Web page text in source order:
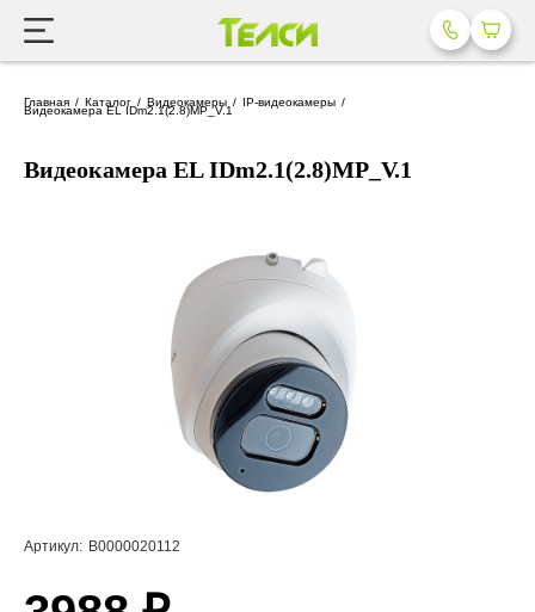
Главная Каталог Видеокамеры IP-видеокамеры
Видеокамера EL IDm2.1(2.8)MP_V.1
Видеокамера EL IDm2.1(2.8)MP_V.1
Артикул: В0000020112